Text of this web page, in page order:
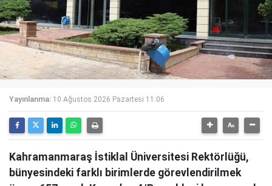
Yayınlanma: 10 Ağustos 2026 Pazartesi 11:06
Kahramanmaraş İstiklal Üniversitesi Rektörlüğü,
bünyesindeki farklı birimlerde görevlendirilmek